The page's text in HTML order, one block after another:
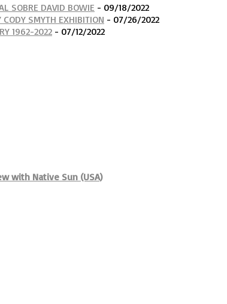
SOBRE DAVID BOWIE - 09/18/2022
CODY SMYTH EXHIBITION - 07/26/2022
1962-2022 - 07/12/2022
with Native Sun (USA)